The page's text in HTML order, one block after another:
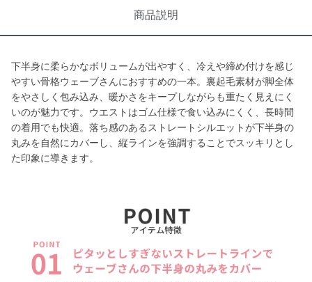
商品説明
下半身に柔らかなボリュームが出やすく、冷えや締め付けを感じ
やすい骨格ウェーブさんにおすすめの一本。裏起毛素材が脚全体
をやさしく包み込み、暖かさをキープしながらも重たく見えにく
いのが魅力です。ウエストはゴム仕様で食い込みにくく、長時間
の着用でも快適。落ち感のあるストレートシルエットが下半身の
丸みを自然にカバーし、縦ラインを強調することでスッキリとし
た印象に導きます。